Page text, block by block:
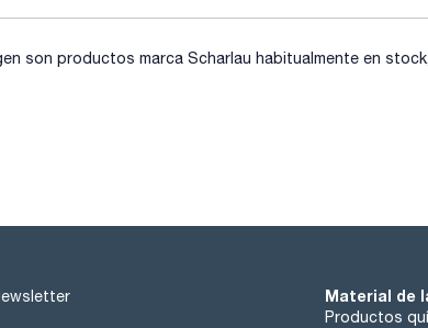
son productos marca Scharlau habitualmente en
Material de
Productos